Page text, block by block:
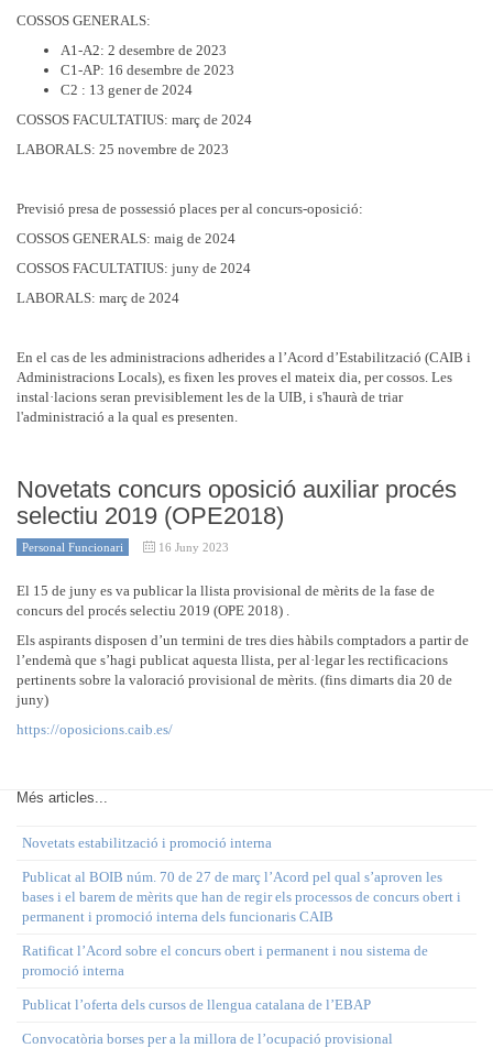
COSSOS GENERALS:
A1-A2: 2 desembre de 2023
C1-AP: 16 desembre de 2023
C2 : 13 gener de 2024
COSSOS FACULTATIUS: març de 2024
LABORALS: 25 novembre de 2023
Previsió presa de possessió places per al concurs-oposició:
COSSOS GENERALS: maig de 2024
COSSOS FACULTATIUS: juny de 2024
LABORALS: març de 2024
En el cas de les administracions adherides a l’Acord d’Estabilització (CAIB i
Administracions Locals), es fixen les proves el mateix dia, per cossos. Les
instal·lacions seran previsiblement les de la UIB, i s'haurà de triar
l'administració a la qual es presenten.
Novetats concurs oposició auxiliar procés
selectiu 2019 (OPE2018)
Personal Funcionari 16 Juny 2023
El 15 de juny es va publicar la llista provisional de mèrits de la fase de
concurs del procés selectiu 2019 (OPE 2018) .
Els aspirants disposen d’un termini de tres dies hàbils comptadors a partir de
l’endemà que s’hagi publicat aquesta llista, per al·legar les rectificacions
pertinents sobre la valoració provisional de mèrits. (fins dimarts dia 20 de
juny)
https://oposicions.caib.es/
Més articles...
Novetats estabilització i promoció interna
Publicat al BOIB núm. 70 de 27 de març l’Acord pel qual s’aproven les
bases i el barem de mèrits que han de regir els processos de concurs obert i
permanent i promoció interna dels funcionaris CAIB
Ratificat l’Acord sobre el concurs obert i permanent i nou sistema de
promoció interna
Publicat l’oferta dels cursos de llengua catalana de l’EBAP
Convocatòria borses per a la millora de l’ocupació provisional